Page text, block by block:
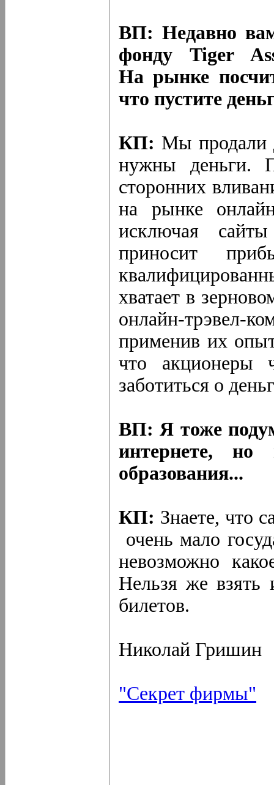
ВП: Недавно
фонду Tiger
На рынке
что пустите
КП: Мы продали
нужны деньги.
сторонних
на рынке
исключая
приносит
хватает в
онлайн-
применив их
что акционеры
заботиться о
ВП: Я тоже
интернете,
образования...
КП: Знаете, что
очень мало
невозможно
Нельзя же взять
билетов.
Николай Гришин
"Секрет фирмы"